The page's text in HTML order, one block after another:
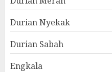
Durian Nyekak
Durian Sabah
Engkala